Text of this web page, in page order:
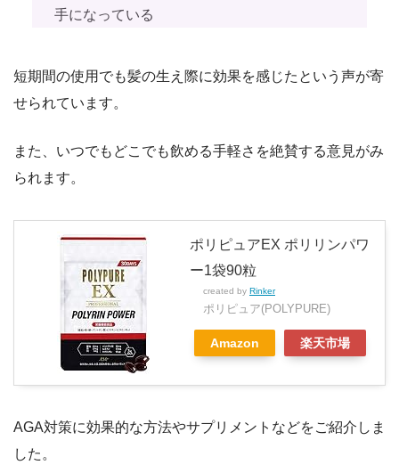
手になっている
短期間の使用でも髪の生え際に効果を感じたという声が寄
せられています。
また、いつでもどこでも飲める手軽さを絶賛する意見がみ
られます。
ポリピュアEX ポリリンパワ
ー1袋90粒
created by Rinker
ポリピュア(POLYPURE)
Amazon 楽天市場
AGA対策に効果的な方法やサプリメントなどをご紹介しま
した。